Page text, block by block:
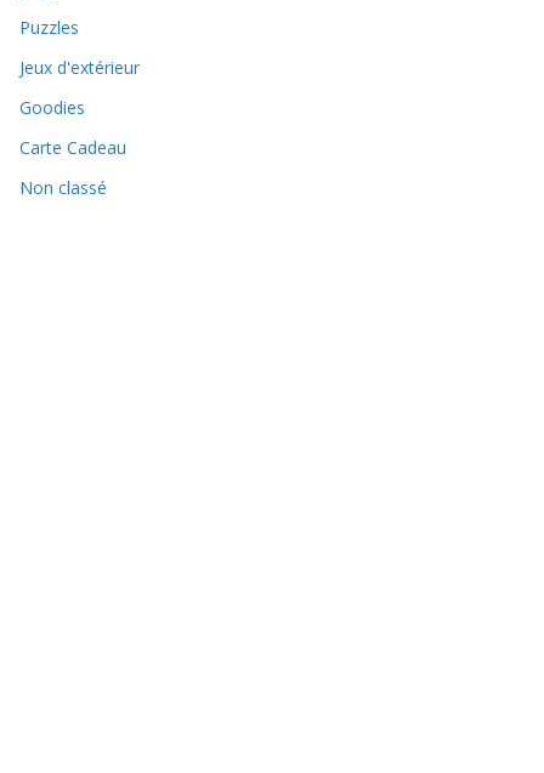
Puzzles
Jeux d'extérieur
Goodies
Carte Cadeau
Non classé